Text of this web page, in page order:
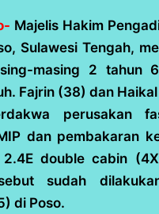
Majelis Hakim
Sulawesi Tengah,
masing 2 tahun
Fajrin (38) dan
perusakan
dan pembakaran
double cabin
sudah
di Poso.